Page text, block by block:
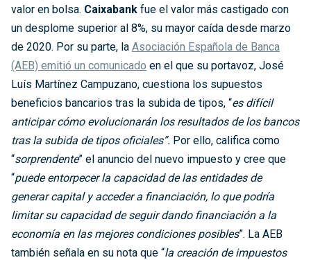
valor en bolsa. Caixabank fue el valor más castigado con
un desplome superior al 8%, su mayor caída desde marzo
de 2020. Por su parte, la Asociación Española de Banca
(AEB) emitió un comunicado en el que su portavoz, José
Luís Martínez Campuzano, cuestiona los supuestos
beneficios bancarios tras la subida de tipos, “es difícil
anticipar cómo evolucionarán los resultados de los bancos
tras la subida de tipos oficiales”. Por ello, califica como
“sorprendente” el anuncio del nuevo impuesto y cree que
“puede entorpecer la capacidad de las entidades de
generar capital y acceder a financiación, lo que podría
limitar su capacidad de seguir dando financiación a la
economía en las mejores condiciones posibles”. La AEB
también señala en su nota que “la creación de impuestos